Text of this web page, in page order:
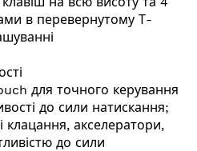
в перевернутому Т-
для точного керування
до сили натискання;
клацання, акселератори,
до сили